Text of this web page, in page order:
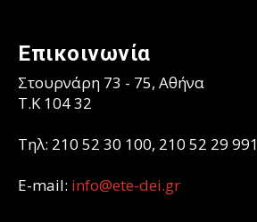
Επικοινωνία
Στουρνάρη 73 - 75, Αθήνα
T.K 104 32
Τηλ: 210 52 30 100, 210 52 29 991
E-mail: info@ete-dei.gr